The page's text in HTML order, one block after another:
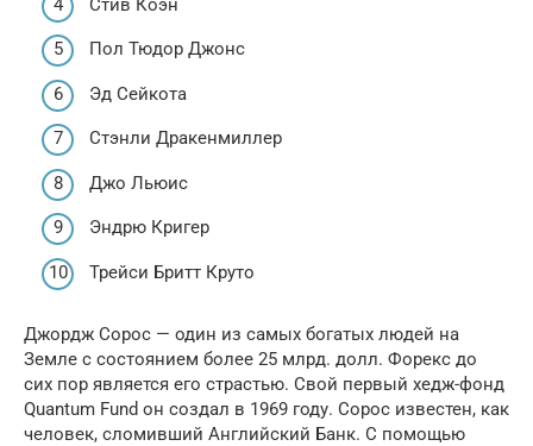
Стив Коэн
Пол Тюдор Джонс
Эд Сейкота
Стэнли Дракенмиллер
Джо Льюис
Эндрю Кригер
Трейси Бритт Круто
Джордж Сорос — один из самых богатых людей на
Земле с состоянием более 25 млрд. долл. Форекс до
сих пор является его страстью. Свой первый хедж-фонд
Quantum Fund он создал в 1969 году. Сорос известен, как
человек, сломивший Английский Банк. С помощью